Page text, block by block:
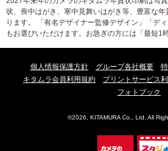
状、喪中はがき、寒中見舞いはがき等、豊富な
ります。 「有名デザイナー監修デザイン」「デ
もお選びいただけます。お急ぎの方には「最短1
個人情報保護方針 グループ各社概要
キタムラ会員利用規約
プリントサービス
フォトブック
©2026, KITAMURA Co., Ltd. All